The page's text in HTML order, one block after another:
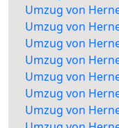
Umzug von
Umzug von
Umzug von
Umzug von
Umzug von
Umzug von
Umzug von